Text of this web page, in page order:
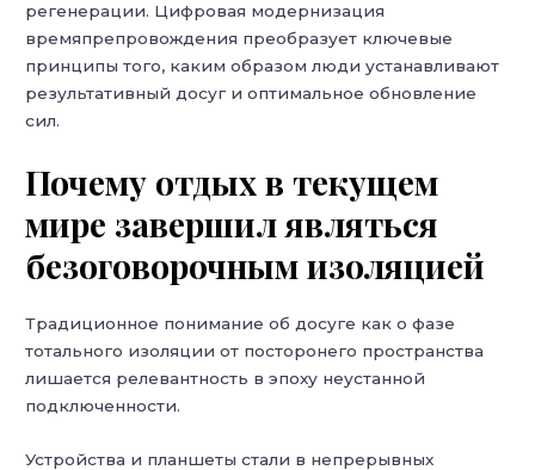
регенерации. Цифровая модернизация
времяпрепровождения преобразует ключевые
принципы того, каким образом люди устанавливают
результативный досуг и оптимальное обновление
сил.
Почему отдых в текущем
мире завершил являться
безоговорочным изоляцией
Традиционное понимание об досуге как о фазе
тотального изоляции от посторонего пространства
лишается релевантность в эпоху неустанной
подключенности.
Устройства и планшеты стали в непрерывных